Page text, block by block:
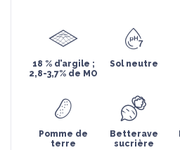
18 % d’argile ;
2,8-3,7% de MO
Sol neutre
Pomme de
terre
Betterave
sucrière